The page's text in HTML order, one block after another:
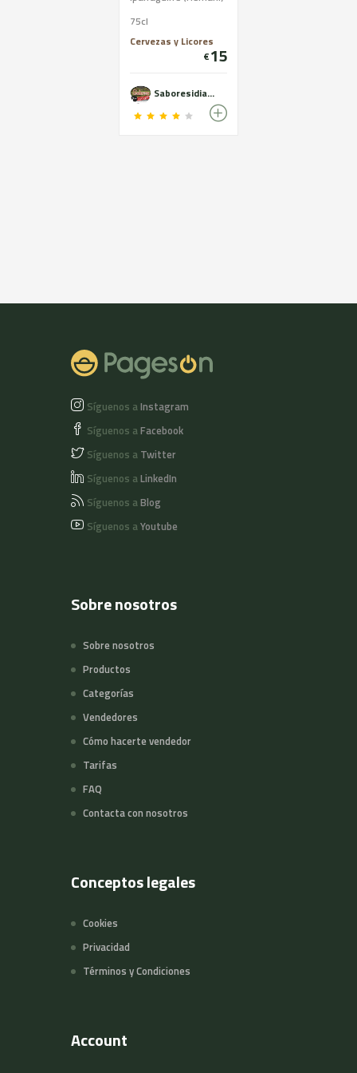
75cl
Cervezas y Licores
€15
Saboresidiazabal
Síguenos aInstagram
Síguenos aFacebook
Síguenos a Twitter
Síguenos aLinkedIn
Síguenos aBlog
Síguenos aYoutube
Sobre nosotros
Sobre nosotros
Productos
Categorías
Vendedores
Cómo hacerte vendedor
Tarifas
FAQ
Contacta con nosotros
Conceptos legales
Cookies
Privacidad
Términos y Condiciones
Account